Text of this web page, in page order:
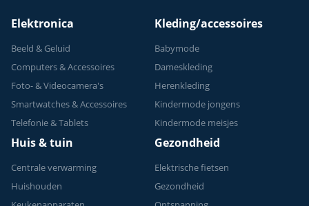
Elektronica
Beeld & Geluid
Computers & Accessoires
Foto- & Videocamera's
Smartwatches & Accessoires
Telefonie & Tablets
Kleding/accessoires
Babymode
Dameskleding
Herenkleding
Kindermode jongens
Kindermode meisjes
Huis & tuin
Centrale verwarming
Huishouden
Gezondheid
Elektrische fietsen
Gezondheid